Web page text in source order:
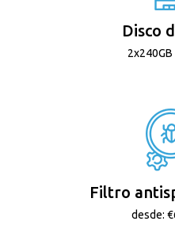
Disco
Filtro
desde: